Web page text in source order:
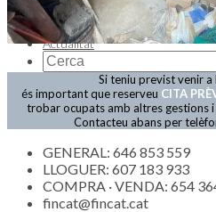
Qui Som
Contacte
Actualitat
Si teniu previst venir a
és important que reserveu CITA
trobar ocupats amb altres gestions
Contacteu abans per
GENERAL: 646 853 559
LLOGUER: 607 183 933
COMPRA · VENDA: 654
fincat@fincat.cat